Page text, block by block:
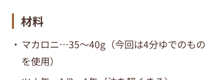
材料
マカロニ…35～40g（今回は4分ゆでのもの
を使用）